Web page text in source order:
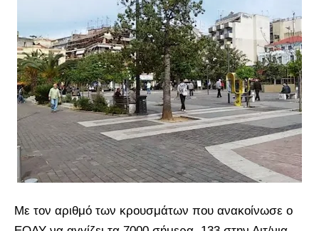
Με τον αριθμό των κρουσμάτων που ανακοίνωσε ο